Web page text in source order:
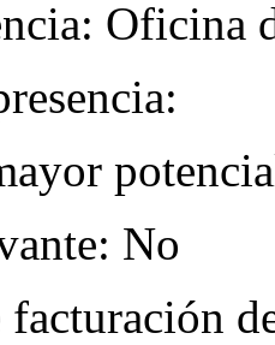
Oficina
No
facturación